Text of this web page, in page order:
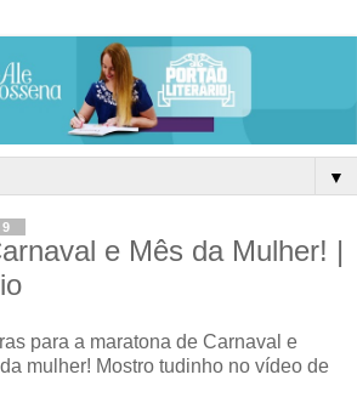
▼
e Mês da Mulher! |
para a maratona de Carnaval e
mulher! Mostro tudinho no vídeo de